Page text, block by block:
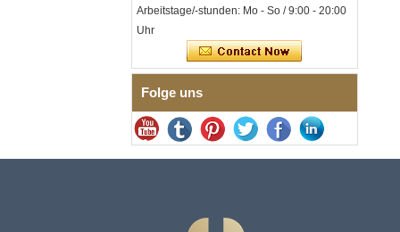
Damenarmband aus
zertifiziertes
Feingliederarmband mit
Herrenring aus
gehämmertem, facettiertem
Wolframcarbid, 8 mm
Comfort Fit, geometrisch
Wolframkarbid, 8 mm,
Arbeitstage/-stunden: Mo - So / 9:00 - 20:00
Uhr
Folge uns